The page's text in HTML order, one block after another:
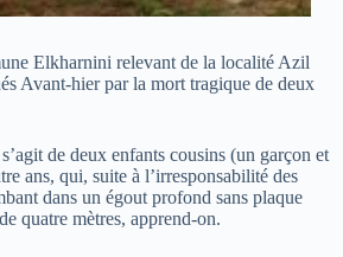
Elkharnini relevant de la localité Azil
Avant-hier par la mort tragique de deux
de deux enfants cousins (un garçon et
ans, qui, suite à l’irresponsabilité des
dans un égout profond sans plaque
quatre mètres, apprend-on.